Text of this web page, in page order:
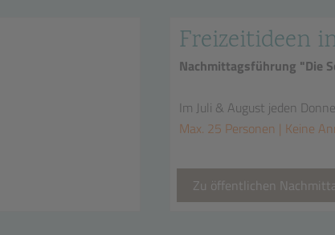
Freizeitideen
Nachmittagsführung "Die
Im Juli & August jeden
Max. 25 Personen | Keine
Zu öffentlichen